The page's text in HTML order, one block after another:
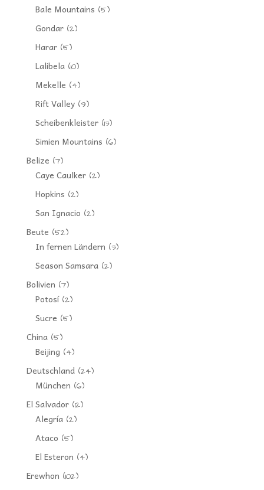
Bale Mountains (5)
Gondar(2)
Harar(5)
Lalibela(10)
Mekelle (4)
Rift Valley(9)
Scheibenkleister(13)
Simien Mountains (6)
Belize (7)
Caye Caulker(2)
Hopkins (2)
San Ignacio (2)
Beute (52)
In fernen Ländern (3)
Season Samsara(2)
Bolivien (7)
Potosí(2)
Sucre (5)
China(5)
Beijing (4)
Deutschland(24)
München (6)
El Salvador(12)
Alegría(2)
Ataco (5)
El Esteron (4)
Erewhon (102)